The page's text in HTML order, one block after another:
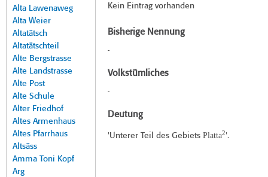
Alta Lawenaweg
Alta Weier
Altatätsch
Altatätschteil
Alte Bergstrasse
Alte Landstrasse
Alte Post
Alte Schule
Alter Friedhof
Altes Armenhaus
Altes Pfarrhaus
Altsäss
Amma Toni Kopf
Arg
Kein Eintrag vorhanden
Bisherige Nennung
-
Volkstümliches
-
Deutung
'Unterer Teil des Gebiets Platta2'.